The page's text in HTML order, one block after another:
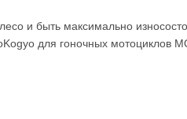
и быть максимально
для гоночных мотоциклов